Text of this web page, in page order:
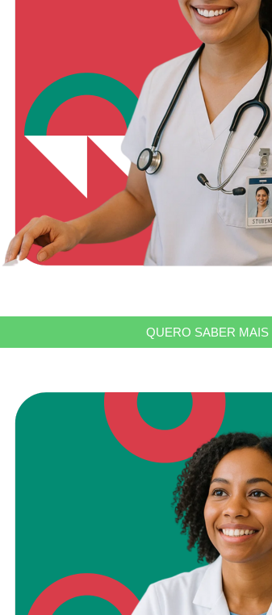
QUERO SABER MAIS